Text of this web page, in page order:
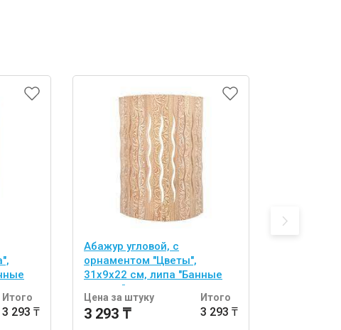
Итого
3 293 ₸
Абажур угловой, с
орнаментом "Цветы",
31х9х22 см, липа "Банные
штучки"
Цена за штуку
3 293 ₸
Итого
3 293 ₸